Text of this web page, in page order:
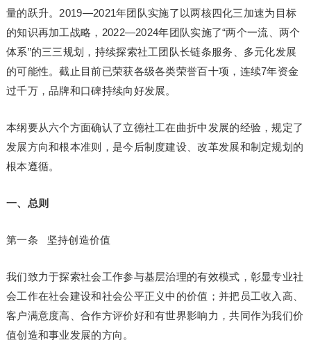
量的跃升。2019—2021年团队实施了以两核四化三加速为目标
的知识再加工战略，2022—2024年团队实施了“两个一流、两个
体系”的三三规划，持续探索社工团队长链条服务、多元化发展
的可能性。截止目前已荣获各级各类荣誉百十项，连续7年资金
过千万，品牌和口碑持续向好发展。
本纲要从六个方面确认了立德社工在曲折中发展的经验，规定了
发展方向和根本准则，是今后制度建设、改革发展和制定规划的
根本遵循。
一、总则
第一条 坚持创造价值
我们致力于探索社会工作参与基层治理的有效模式，彰显专业社
会工作在社会建设和社会公平正义中的价值；并把员工收入高、
客户满意度高、合作方评价好和有世界影响力，共同作为我们价
值创造和事业发展的方向。